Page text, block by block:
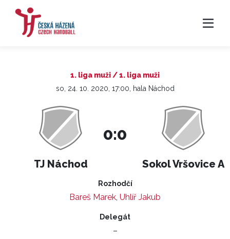
1. liga muži / 1. liga muži
so, 24. 10. 2020, 17:00, hala Náchod
TJ Náchod
0:0
Sokol Vršovice A
Rozhodčí
Bareš Marek, Uhlíř Jakub
Delegát
–